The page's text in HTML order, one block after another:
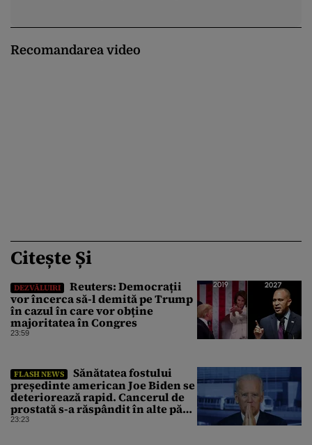
Recomandarea video
Citește Și
DEZVĂLUIRI
Reuters: Democrații
vor încerca să-l demită pe Trump
în cazul în care vor obține
majoritatea în Congres
23:59
FLASH NEWS
Sănătatea fostului
președinte american Joe Biden se
deteriorează rapid. Cancerul de
prostată s-a răspândit în alte părți
ale corpului
23:23